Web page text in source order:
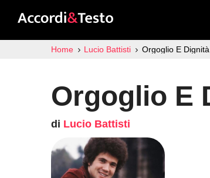
Home Lucio Battisti Orgoglio E
Orgoglio E
di Lucio Battisti